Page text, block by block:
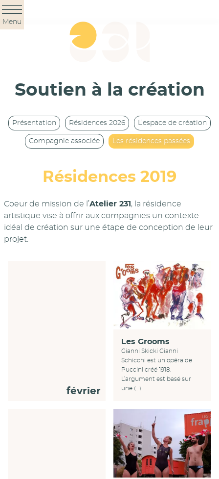
Panneau de gestion des cookies
Menu
Soutien à la création
Présentation Résidences 2026 L’espace de création
Compagnie associée Les résidences passées
Résidences 2019
Coeur de mission de l’Atelier 231 , la résidence
artistique vise à offrir aux compagnies un contexte
idéal de création sur une étape de conception de leur
projet.
février
Les Grooms
Gianni Skicki Gianni
Schicchi est un opéra de
Puccini créé 1918.
L’argument est basé sur
une (…)